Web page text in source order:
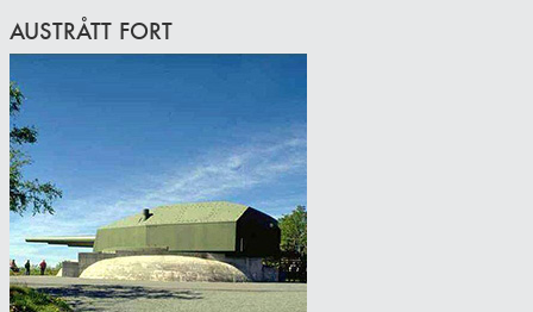
AUSTRÅTT FORT